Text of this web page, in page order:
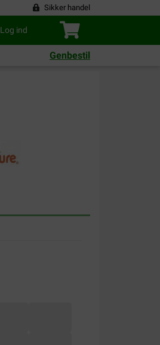
Sikker handel
Log ind
Genbestil